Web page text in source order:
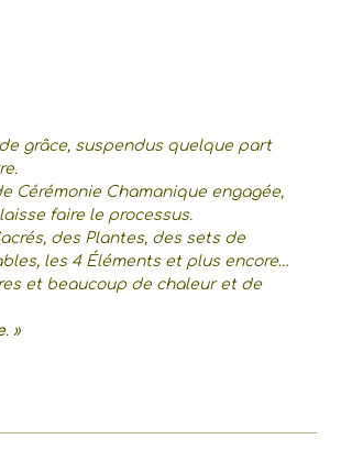
grâce, suspendus quelque part
Cérémonie Chamanique engagée,
faire le processus.
des Plantes, des sets de
les 4 Éléments et plus encore…
et beaucoup de chaleur et de
. »